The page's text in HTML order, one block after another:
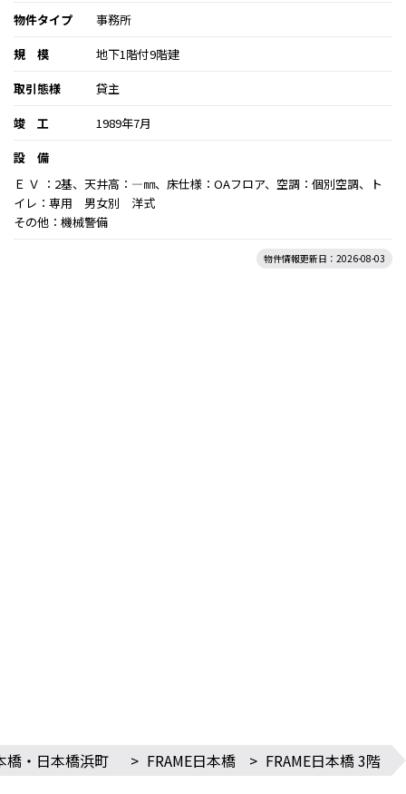
物件タイプ
事務所
規 模
地下1階付9階建
取引態様
貸主
竣 工
1989年7月
設 備
Ｅ Ｖ ：2基、天井高：―㎜、床仕様：OAフロア、空調：個別空調、ト
イレ：専用 男女別 洋式
その他：機械警備
物件情報更新日：2026-08-03
橋・日本橋浜町 > FRAME日本橋 > FRAME日本橋 3階